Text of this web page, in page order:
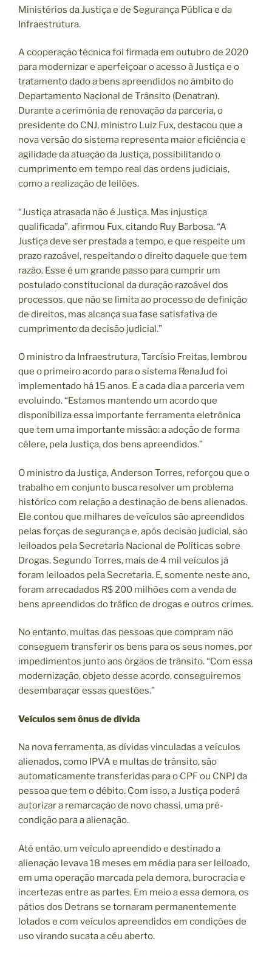
Ministérios da Justiça e de Segurança Pública e da
Infraestrutura.
A cooperação técnica foi firmada em outubro de 2020
para modernizar e aperfeiçoar o acesso à Justiça e o
tratamento dado a bens apreendidos no âmbito do
Departamento Nacional de Trânsito (Denatran).
Durante a cerimônia de renovação da parceria, o
presidente do CNJ, ministro Luiz Fux, destacou que a
nova versão do sistema representa maior eficiência e
agilidade da atuação da Justiça, possibilitando o
cumprimento em tempo real das ordens judiciais,
como a realização de leilões.
“Justiça atrasada não é Justiça. Mas injustiça
qualificada”, afirmou Fux, citando Ruy Barbosa. “A
Justiça deve ser prestada a tempo, e que respeite um
prazo razoável, respeitando o direito daquele que tem
razão. Esse é um grande passo para cumprir um
postulado constitucional da duração razoável dos
processos, que não se limita ao processo de definição
de direitos, mas alcança sua fase satisfativa de
cumprimento da decisão judicial.”
O ministro da Infraestrutura, Tarcísio Freitas, lembrou
que o primeiro acordo para o sistema RenaJud foi
implementado há 15 anos. E a cada dia a parceria vem
evoluindo. “Estamos mantendo um acordo que
disponibiliza essa importante ferramenta eletrônica
que tem uma importante missão: a adoção de forma
célere, pela Justiça, dos bens apreendidos.”
O ministro da Justiça, Anderson Torres, reforçou que o
trabalho em conjunto busca resolver um problema
histórico com relação a destinação de bens alienados.
Ele contou que milhares de veículos são apreendidos
pelas forças de segurança e, após decisão judicial, são
leiloados pela Secretaria Nacional de Políticas sobre
Drogas. Segundo Torres, mais de 4 mil veículos já
foram leiloados pela Secretaria. E, somente neste ano,
foram arrecadados R$ 200 milhões com a venda de
bens apreendidos do tráfico de drogas e outros crimes.
No entanto, muitas das pessoas que compram não
conseguem transferir os bens para os seus nomes, por
impedimentos junto aos órgãos de trânsito. “Com essa
modernização, objeto desse acordo, conseguiremos
desembaraçar essas questões.”
Veículos sem ônus de dívida
Na nova ferramenta, as dívidas vinculadas a veículos
alienados, como IPVA e multas de trânsito, são
automaticamente transferidas para o CPF ou CNPJ da
pessoa que tem o débito. Com isso, a Justiça poderá
autorizar a remarcação de novo chassi, uma pré-
condição para a alienação.
Até então, um veículo apreendido e destinado a
alienação levava 18 meses em média para ser leiloado,
em uma operação marcada pela demora, burocracia e
incertezas entre as partes. Em meio a essa demora, os
pátios dos Detrans se tornaram permanentemente
lotados e com veículos apreendidos em condições de
uso virando sucata a céu aberto.